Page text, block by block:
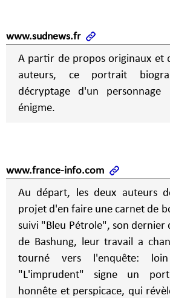
www.sudnews.fr
A partir de propos originaux et
auteurs, ce portrait
décryptage d'un
énigme.
www.france-info.com
Au départ, les deux auteurs
projet d'en faire une carnet de
suivi "Bleu Pétrole", son dernier
de Bashung, leur travail a
tourné vers l'enquête:
"L'imprudent" signe un
honnête et perspicace, qui